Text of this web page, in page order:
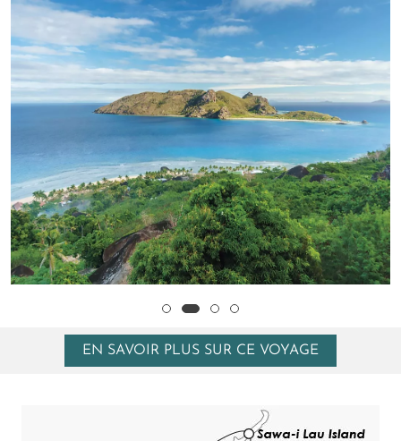
dieux avaient dix têtes… Grimpez à bord du Fiji
Princess pour cette croisière aux Fidji. Et comme les
ancêtres, partez à la conquête du Pacifique et de
ses mythes.
EN SAVOIR PLUS SUR CE VOYAGE